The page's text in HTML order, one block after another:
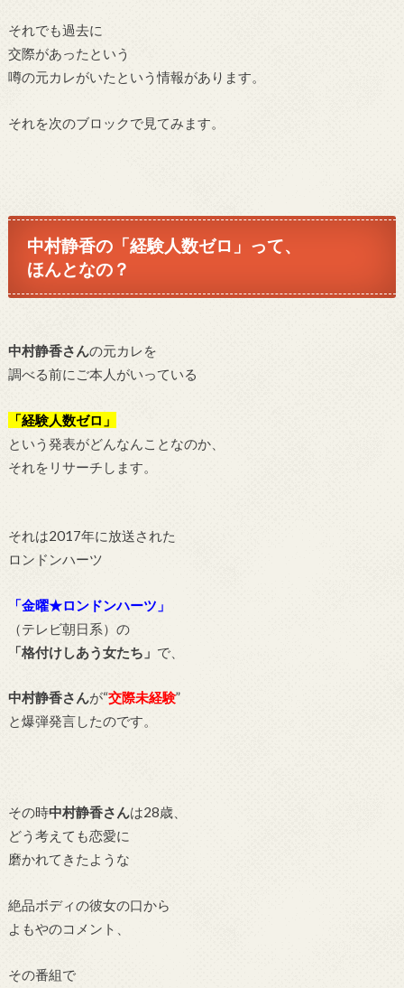
それでも過去に
交際があったという
噂の元カレがいたという情報があります。
それを次のブロックで見てみます。
中村静香の「経験人数ゼロ」って、
ほんとなの？
中村静香さんの元カレを
調べる前にご本人がいっている
「経験人数ゼロ」
という発表がどんなんことなのか、
それをリサーチします。
それは2017年に放送された
ロンドンハーツ
「金曜★ロンドンハーツ」
（テレビ朝日系）の
「格付けしあう女たち」 で、
中村静香さんが“交際未経験”
と爆弾発言したのです。
その時中村静香さんは28歳、
どう考えても恋愛に
磨かれてきたような
絶品ボディの彼女の口から
よもやのコメント、
その番組で